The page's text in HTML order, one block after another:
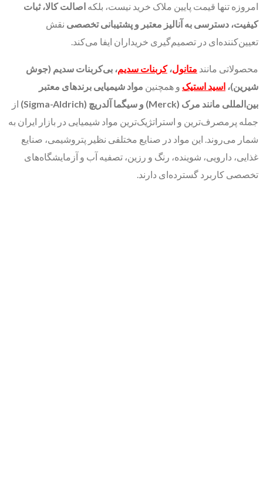
امروزه تنها قیمت پایین ملاک خرید نیست، بلکه اصالت کالا، ثبات
کیفیت، دسترسی به آنالیز معتبر و پشتیبانی تخصصی نقش
تعیین‌کننده‌ای در تصمیم‌گیری خریداران ایفا می‌کند.
محصولاتی مانند متانول،کربنات سدیم، بی‌کربنات سدیم (جوش
شیرین)، اسید استیک و همچنین مواد شیمیایی برندهای معتبر
بین‌المللی مانند مرک (Merck) و سیگما آلدریچ (Sigma-Aldrich)
از
جمله پرمصرف‌ترین و استراتژیک‌ترین مواد شیمیایی در بازار ایران به
شمار می‌روند. این مواد در صنایع مختلفی نظیر پتروشیمی، صنایع
غذایی، دارویی، شوینده، رنگ و رزین، تصفیه آب و آزمایشگاه‌های
تخصصی کاربرد گسترده‌ای دارند.